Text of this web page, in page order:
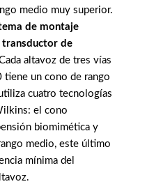
medio muy superior.
de montaje
transductor de
altavoz de tres vías
tiene un cono de rango
cuatro tecnologías
el cono
biomimética y
medio, este último
mínima del